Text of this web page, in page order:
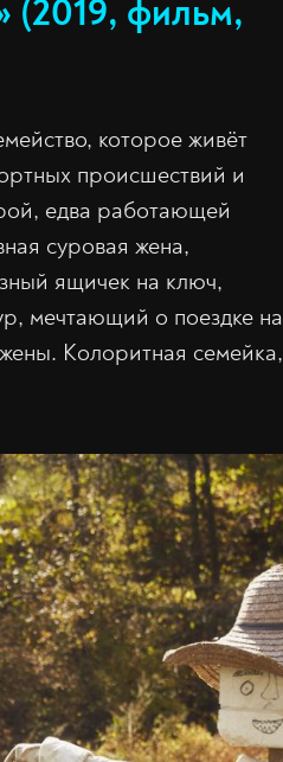
(2019, фильм,
которое живёт
происшествий и
едва работающей
суровая жена,
ящичек на ключ,
мечтающий о поездке на
Колоритная семейка,